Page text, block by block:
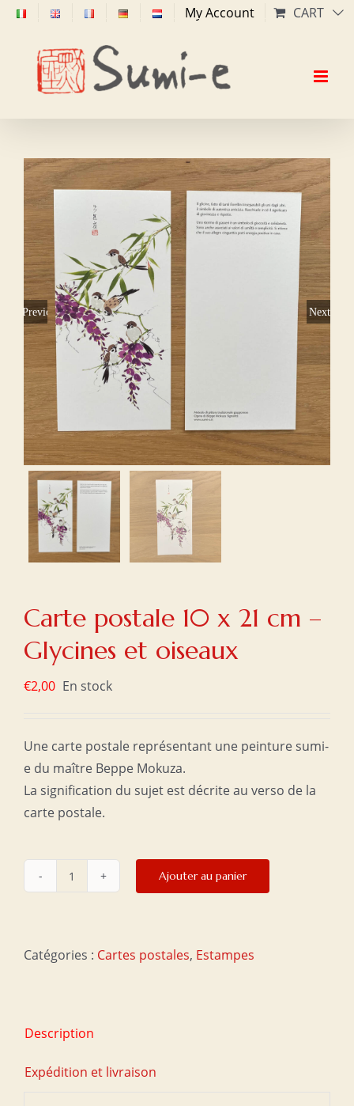
Skip
content
My Account CART
Previous Next
Carte postale 10 x 21 cm –
Glycines et oiseaux
€2,00 En stock
Une carte postale représentant une peinture sumi-
e du maître Beppe Mokuza.
La signification du sujet est décrite au verso de la
carte postale.
quantité
postale
cm
–
Ajouter au panier
Catégories : Cartes postales, Estampes
Description
Expédition et livraison